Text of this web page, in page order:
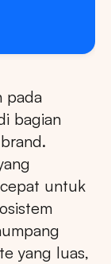
pada
bagian
untuk
yang luas,